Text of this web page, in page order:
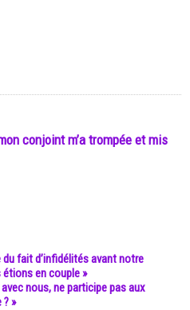
conjoint m’a trompée et mis
du fait d’infidélités avant notre
en couple »
nous, ne participe pas aux
»